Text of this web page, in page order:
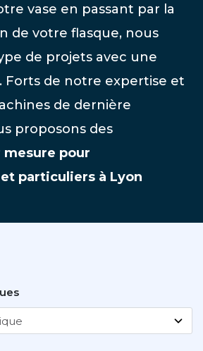
vase en passant par la
de votre flasque, nous
de projets avec une
Forts de notre expertise et
de dernière
proposons des
mesure pour
particuliers à Lyon